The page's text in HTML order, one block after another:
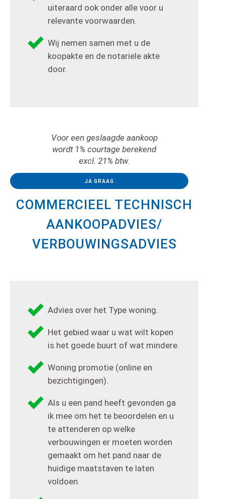
uiteraard ook onder alle voor u
relevante voorwaarden.
Wij nemen samen met u de
koopakte en de notariele akte
door.
Voor een geslaagde aankoop
wordt 1% courtage berekend
excl. 21% btw.
JA GRAAG
COMMERCIEEL TECHNISCH
AANKOOPADVIES/
VERBOUWINGSADVIES
Advies over het Type woning.
Het gebied waar u wat wilt kopen
is het goede buurt of wat mindere.
Woning promotie (online en
bezichtigingen).
Als u een pand heeft gevonden ga
ik mee om het te beoordelen en u
te attenderen op welke
verbouwingen er moeten worden
gemaakt om het pand naar de
huidige maatstaven te laten
voldoen.